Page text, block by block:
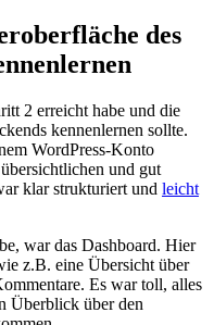
des
2 erreicht habe und die
kennenlernen sollte.
WordPress-Konto
und gut
klar strukturiert und leicht
war das Dashboard. Hier
z.B. eine Übersicht über
Es war toll, alles
Überblick über den